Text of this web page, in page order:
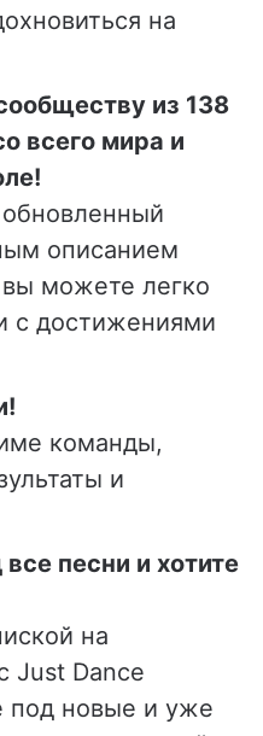
на
из 138
всего мира и
описанием
вы можете легко
с достижениями
команды,
и
песни и хотите
на
Just Dance
под новые и уже